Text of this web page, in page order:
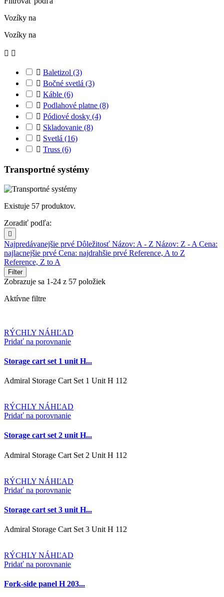
Vozíky na
Vozíky na
 
 Baletizol (3)
 Bočné svetlá (3)
 Káble (6)
 Podlahové platne (8)
 Pódiové dosky (4)
 Skladovanie (8)
 Svetlá (16)
 Truss (6)
Transportné systémy
Existuje 57 produktov.
Zoradiť podľa:

Najpredávanejšie prvé Dôležitosť Názov: A - Z Názov: Z - A Cena:
najlacnejšie prvé Cena: najdrahšie prvé Reference, A to Z
Reference, Z to A
Filter
Zobrazuje sa 1-24 z 57 položiek
Aktívne filtre
RÝCHLY NÁHĽAD
Pridať na porovnanie
Storage cart set 1 unit H...
Admiral Storage Cart Set 1 Unit H 112
RÝCHLY NÁHĽAD
Pridať na porovnanie
Storage cart set 2 unit H...
Admiral Storage Cart Set 2 Unit H 112
RÝCHLY NÁHĽAD
Pridať na porovnanie
Storage cart set 3 unit H...
Admiral Storage Cart Set 3 Unit H 112
RÝCHLY NÁHĽAD
Pridať na porovnanie
Fork-side panel H 203...